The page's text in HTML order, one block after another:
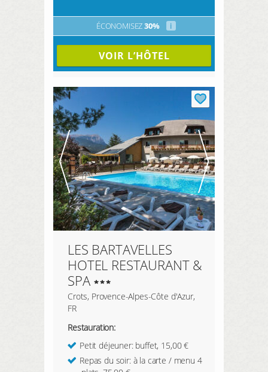
ÉCONOMISEZ30% i
VOIR L’HÔTEL
LES BARTAVELLES
HOTEL RESTAURANT &
SPA
Crots, Provence-Alpes-Côte d'Azur,
FR
Restauration:
Petit déjeuner: buffet, 15,00 €
Repas du soir: à la carte / menu 4